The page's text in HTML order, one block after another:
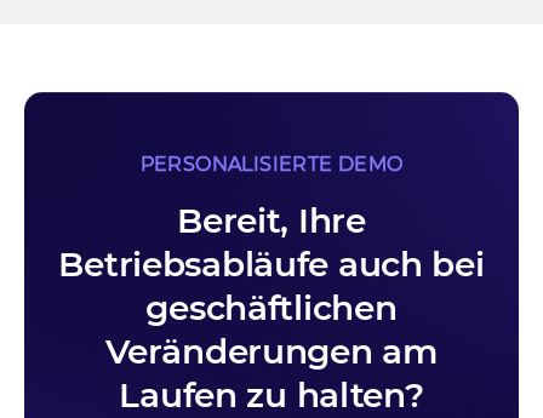
PERSONALISIERTE DEMO
Bereit, Ihre
Betriebsabläufe auch bei
geschäftlichen
Veränderungen am
Laufen zu halten?